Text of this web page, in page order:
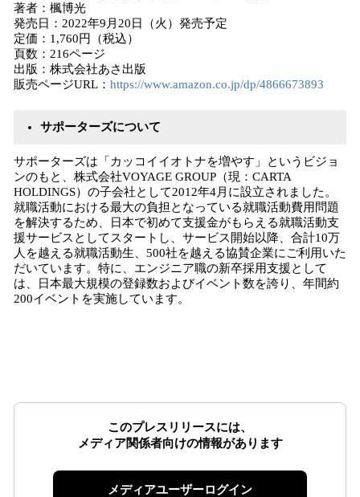
著者：楓博光
発売日：2022年9月20日（火）発売予定
定価：1,760円（税込）
頁数：216ページ
出版：株式会社あさ出版
販売ページURL： https://www.amazon.co.jp/dp/4866673893
サポーターズについて
サポーターズは「カッコイイオトナを増やす」というビジョ
ンのもと、株式会社VOYAGE GROUP（現：CARTA
HOLDINGS）の子会社として2012年4月に設立されました。
就職活動における最大の負担となっている就職活動費用問題
を解決するため、日本で初めて支援金がもらえる就職活動支
援サービスとしてスタートし、サービス開始以降、合計10万
人を越える就職活動生、500社を越える協賛企業にご利用いた
だいています。特に、エンジニア職の新卒採用支援として
は、日本最大規模の登録数およびイベント数を誇り、年間約
200イベントを実施しています。
このプレスリリースには、
メディア関係者向けの情報があります
メディアユーザーログイン